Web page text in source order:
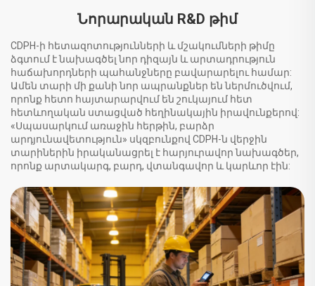
Նորարական R&D թիմ
CDPH-ի հետազոտությունների և մշակումների թիմը
ձգտում է նախագծել նոր դիզայն և արտադրություն
հաճախորդների պահանջները բավարարելու համար:
Ամեն տարի մի քանի նոր ապրանքներ են ներմուծվում,
որոնք հետո հայտարարվում են շուկայում հետ
հետևողական ստացված հեղինակային իրավունքերով:
«Սպասարկում առաջին հերթին, բարձր
արդյունավետություն» սկզբունքով CDPH-ն վերջին
տարիներին իրականացրել է հարյուրավոր նախագծեր,
որոնք արտակարգ, բարդ, վտանգավոր և կարևոր էին: